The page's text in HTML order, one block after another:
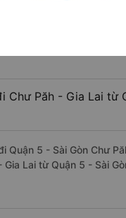
Păh - Gia Lai từ
xuất phát trễ (muộn)
Chư Păh - Gia Lai
Quận 5 - Sài Gòn Chư
Gia Lai từ Quận 5 - Sài